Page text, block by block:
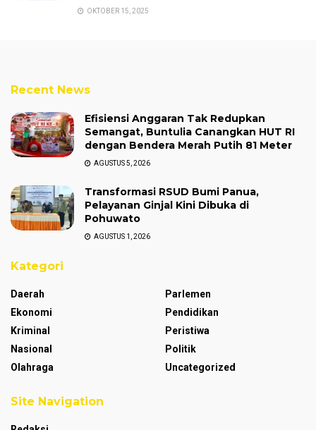
OKTOBER 15, 2025
Recent News
Efisiensi Anggaran Tak Redupkan
Semangat, Buntulia Canangkan HUT RI
dengan Bendera Merah Putih 81 Meter
AGUSTUS 5, 2026
Transformasi RSUD Bumi Panua,
Pelayanan Ginjal Kini Dibuka di
Pohuwato
AGUSTUS 1, 2026
Kategori
Daerah
Ekonomi
Kriminal
Nasional
Olahraga
Parlemen
Pendidikan
Peristiwa
Politik
Uncategorized
Site Navigation